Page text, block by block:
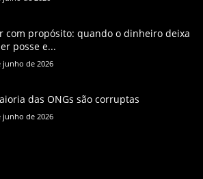
com propósito: quando o dinheiro deixa
posse e...
junho de 2026
das ONGs são corruptas
junho de 2026